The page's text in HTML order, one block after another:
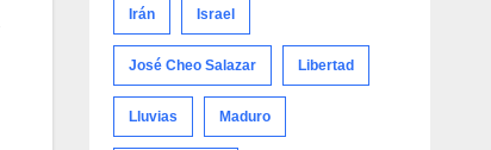
Irán Israel
José Cheo Salazar Libertad
Lluvias Maduro